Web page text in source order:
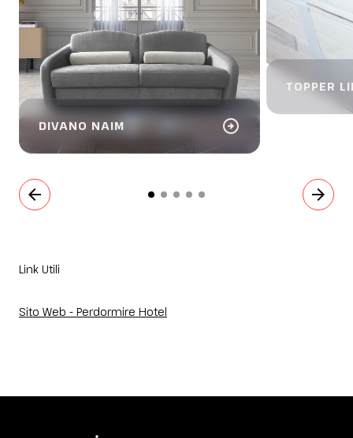
DIVANO NAIM arrow_circle_right
TOPPER
arrow_back arrow_forward
Link Utili
Sito Web - Perdormire Hotel